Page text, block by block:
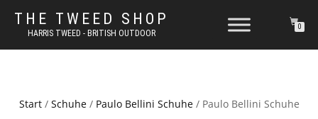
THE TWEED SHOP
HARRIS TWEED - BRITISH OUTDOOR
0
Start/ Schuhe/ Paulo Bellini Schuhe/ Paulo Bellini Schuhe